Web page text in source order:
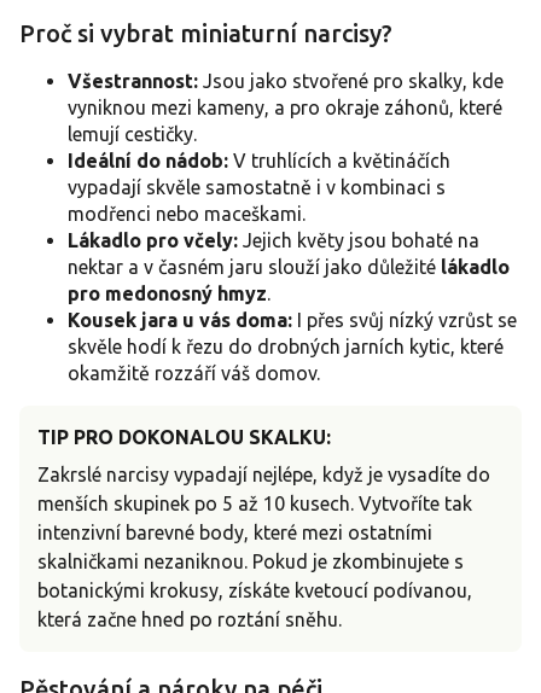
ý
i
s
Proč si vybrat miniaturní narcisy?
Všestrannost: Jsou jako stvořené pro skalky, kde
vyniknou mezi kameny, a pro okraje záhonů, které
lemují cestičky.
Ideální do nádob: V truhlících a květináčích
vypadají skvěle samostatně i v kombinaci s
modřenci nebo maceškami.
Lákadlo pro včely: Jejich květy jsou bohaté na
nektar a v časném jaru slouží jako důležité lákadlo
pro medonosný hmyz.
Kousek jara u vás doma: I přes svůj nízký vzrůst se
skvěle hodí k řezu do drobných jarních kytic, které
okamžitě rozzáří váš domov.
TIP PRO DOKONALOU SKALKU:
Zakrslé narcisy vypadají nejlépe, když je vysadíte do
menších skupinek po 5 až 10 kusech. Vytvoříte tak
intenzivní barevné body, které mezi ostatními
skalničkami nezaniknou. Pokud je zkombinujete s
botanickými krokusy, získáte kvetoucí podívanou,
která začne hned po roztání sněhu.